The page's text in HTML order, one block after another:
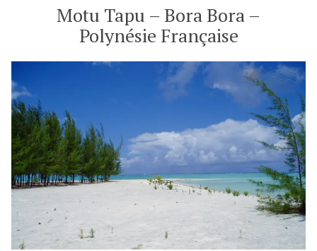
–
Polynésie
Française
Motu Tapu – Bora Bora –
Polynésie Française